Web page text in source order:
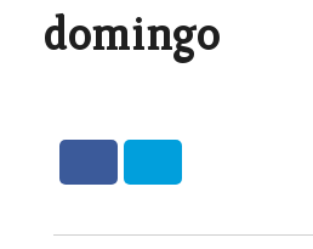
domingo